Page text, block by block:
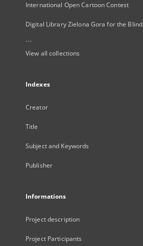
International Open Cartoon Contest
Digital Library Zielona Gora for the Blind
...
View all collections
Indexes
Creator
Title
Subject and Keywords
Publisher
Informations
Project description
Project Participants